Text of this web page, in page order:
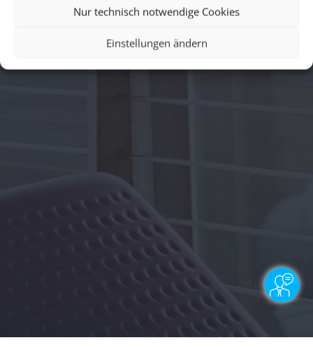
Nur technisch notwendige Cookies
Einstellungen ändern